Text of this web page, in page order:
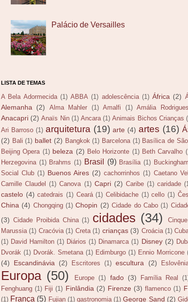
Palácio de Versailles
LISTA DE TEMAS
A Bela Adormecida (1) ABBA (1) adolescência (1) África (2)
Alemanha (2) Alma Mahler (1) Amalfi (1) Amália Rodrigues
Anacapri (2) Anaïs Nin (1) Ancara (1) Animais Bichos Crianças
Ari Barroso (1) arquitetura (19) arte (4) artes (16)
(2) Bali (1) ballet (2) Bangkok (1) Barcelona (1) Basílica de
Beijing Opera (1) beleza (2) Belo Horizonte (1) Beth Carvalho
Herzegovina (1) Brahms (1) Brasil (9) Brasília (1) Buckingham
Social Club (1) Buenos Aires (2) cachorrinhos (1) Caetano
Camille Claudel
(1) Canova (1) Capri (2) Caribe (1) caridade
castelo (4) catedrais (1) Ceará (1) Celibidache (1) cello (1)
China (4) Chongqing (1) Chopin (2) Cidade do Cabo (1)
(3) Cidade Proibida China (1) cidades (34)
Marussia (1) Cracóvia (1) Creta (1) crianças (3) Croácia (1)
(1) David Hamilton (1) Diários (1) Dinamarca (1) Disney (2)
Dvorák (1) Dvorák. Smetana (1) Edimburgo (1) Ennio Morricone
(4)
Escandinávia (2) Escritores (1) escultura (2)
Europa (50) Europe (1) fado (3) Família Real
Fenghuang (1) Fiji (1) Finlândia (2) Firenze (3) flamenco (1)
(1) França (5) Fujian (1) gastronomia (1) George Sand (2)